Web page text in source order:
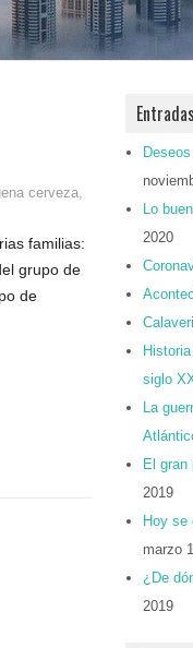
cerveza,
familias:
grupo de
de
Lo
2020
siglo
La
El gran
2019
Hoy se
marzo
¿De
2019